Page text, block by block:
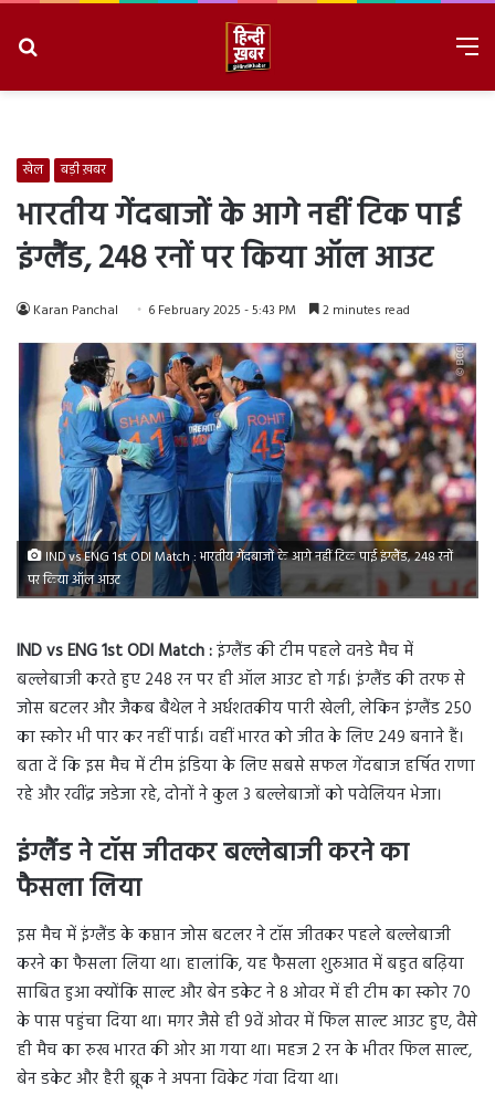
खेल बड़ी ख़बर
भारतीय गेंदबाजों के आगे नहीं टिक पाई
इंग्लैंड, 248 रनों पर किया ऑल आउट
Karan Panchal 6 February 2025 - 5:43 PM 2 minutes read
IND vs ENG 1st ODI Match : भारतीय गेंदबाजों के आगे नहीं टिक पाई इंग्लैंड, 248 रनों
पर किया ऑल आउट
IND vs ENG1st ODI Match :इंग्लैंड की टीम पहले वनडे मैच में
बल्लेबाजी करते हुए 248 रन पर ही ऑल आउट हो गई। इंग्लैंड की तरफ से
जोस बटलर और जैकब बैथेल ने अर्धशतकीय पारी खेली, लेकिन इंग्लैंड 250
का स्कोर भी पार कर नहीं पाई। वहीं भारत को जीत के लिए 249 बनाने हैं।
बता दें कि इस मैच में टीम इंडिया के लिए सबसे सफल गेंदबाज हर्षित राणा
रहे और रवींद्र जडेजा रहे, दोनों ने कुल 3 बल्लेबाजों को पवेलियन भेजा।
इंग्लैंड ने टॉस जीतकर बल्लेबाजी करने का
फैसला लिया
इस मैच में इंग्लैंड के कप्तान जोस बटलर ने टॉस जीतकर पहले बल्लेबाजी
करने का फैसला लिया था। हालांकि, यह फैसला शुरुआत में बहुत बढ़िया
साबित हुआ क्योंकि साल्ट और बेन डकेट ने 8 ओवर में ही टीम का स्कोर 70
के पास पहुंचा दिया था। मगर जैसे ही 9वें ओवर में फिल साल्ट आउट हुए, वैसे
ही मैच का रुख भारत की ओर आ गया था। महज 2 रन के भीतर फिल साल्ट,
बेन डकेट और हैरी ब्रूक ने अपना विकेट गंवा दिया था।